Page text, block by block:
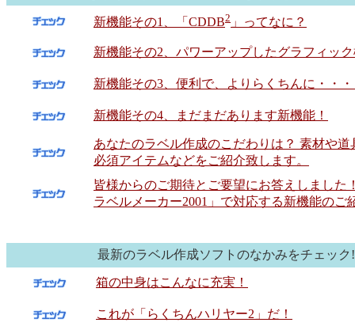
新機能その1、「CDDB2 」ってなに？
新機能その2、パワーアップしたグラフィッ
新機能その3、便利で、よりらくちんに・・
新機能その4、まだまだあります新機能！
あなたのラベル作成のこだわりは？ 素材や道
必須アイテムなどをご紹介致します。
皆様からのご期待とご要望にお答えしました
ラベルメーカー2001」で対応する新機能のご
最新のラベル作成ソフトのなかみをチェック
箱の中身はこんなに充実！
これが「らくちんハリヤー2」だ！